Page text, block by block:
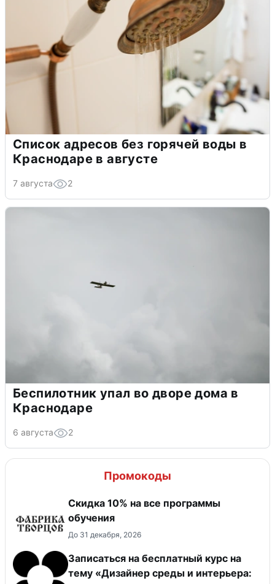
Список адресов без горячей воды в
Краснодаре в августе
7 августа 2
Беспилотник упал во дворе дома в
Краснодаре
6 августа 2
Промокоды
Скидка 10% на все программы
обучения
До 31 декабря, 2026
Записаться на бесплатный курс на
тему «Дизайнер среды и интерьера: